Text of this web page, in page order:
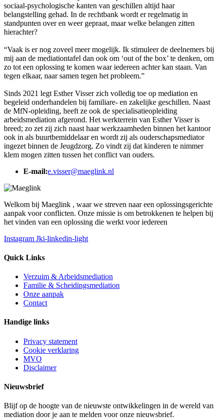
sociaal-psychologische kanten van geschillen altijd haar
belangstelling gehad. In de rechtbank wordt er regelmatig in
standpunten over en weer gepraat, maar welke belangen zitten
hierachter?
“Vaak is er nog zoveel meer mogelijk. Ik stimuleer de deelnemers bij
mij aan de mediationtafel dan ook om ‘out of the box’ te denken, om
zo tot een oplossing te komen waar iedereen achter kan staan. Van
tegen elkaar, naar samen tegen het probleem.”
Sinds 2021 legt Esther Visser zich volledig toe op mediation en
begeleid onderhandelen bij familiare- en zakelijke geschillen. Naast
de MfN-opleiding, heeft ze ook de specialisatieopleiding
arbeidsmediation afgerond. Het werkterrein van Esther Visser is
breed; zo zet zij zich naast haar werkzaamheden binnen het kantoor
ook in als buurtbemiddelaar en wordt zij als ouderschapsmediator
ingezet binnen de Jeugdzorg. Zo vindt zij dat kinderen te nimmer
klem mogen zitten tussen het conflict van ouders.
E-mail:e.visser@maeglink.nl
Welkom bij Maeglink , waar we streven naar een oplossingsgerichte
aanpak voor conflicten. Onze missie is om betrokkenen te helpen bij
het vinden van een oplossing die werkt voor iedereen
Instagram Jki-linkedin-light
Quick Links
Verzuim & Arbeidsmediation
Familie & Scheidingsmediation
Onze aanpak
Contact
Handige links
Privacy statement
Cookie verklaring
MVO
Disclaimer
Nieuwsbrief
Blijf op de hoogte van de nieuwste ontwikkelingen in de wereld van
mediation door je aan te melden voor onze nieuwsbrief.